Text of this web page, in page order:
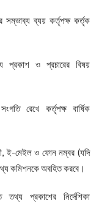
সম্ভাব্য ব্যয় কর্তৃপক্ষ কর্তৃক
প্রকাশ ও প্রচারের বিষয়
রেখে কর্তৃপক্ষ বার্ষিক
ই-মেইল ও ফোন নম্বর (যদি
কমিশনকে অবহিত করবে।
প্রকাশের নির্দেশিকা